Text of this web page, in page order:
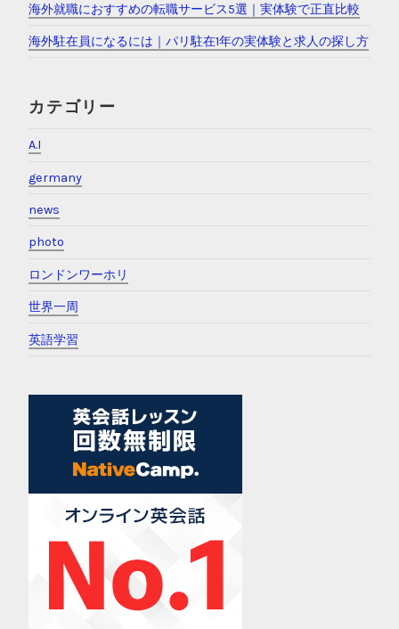
海外就職におすすめの転職サービス5選｜実体験で正直比較
海外駐在員になるには｜パリ駐在1年の実体験と求人の探し方
カテゴリー
A.I
germany
news
photo
ロンドンワーホリ
世界一周
英語学習